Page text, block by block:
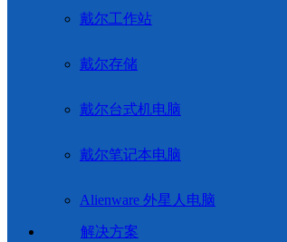
戴尔工作站
戴尔存储
戴尔台式机电脑
戴尔笔记本电脑
Alienware 外星人电脑
解决方案